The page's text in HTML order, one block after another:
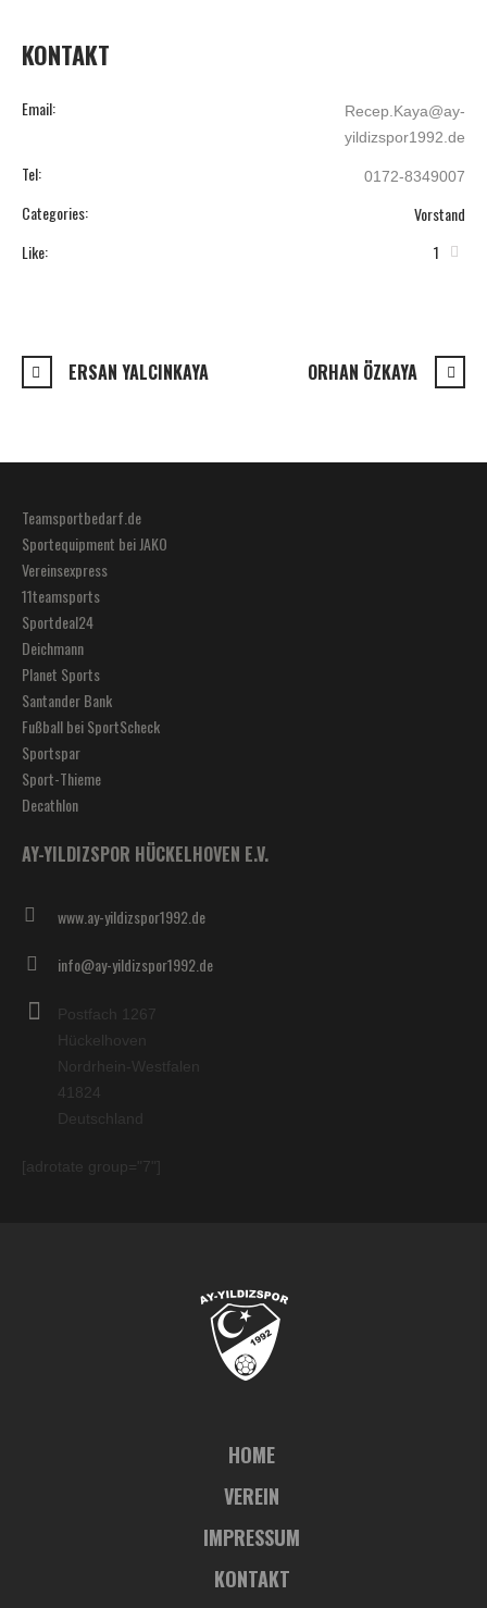
KONTAKT
Email:
Recep.Kaya@ay-
yildizspor1992.de
Tel: 0172-8349007
Categories:
Vorstand
Like:
1
ORHAN ÖZKAYA
ERSAN YALCINKAYA
Teamsportbedarf.de
Sportequipment bei JAKO
Vereinsexpress
11teamsports
Sportdeal24
Deichmann
Planet Sports
Santander Bank
Fußball bei SportScheck
Sportspar
Sport-Thieme
Decathlon
AY-YILDIZSPOR HÜCKELHOVEN E.V.
www.ay-yildizspor1992.de
info@ay-yildizspor1992.de
Postfach 1267
Hückelhoven
Nordrhein-Westfalen
41824
Deutschland
[adrotate group="7"]
HOME
VEREIN
IMPRESSUM
KONTAKT